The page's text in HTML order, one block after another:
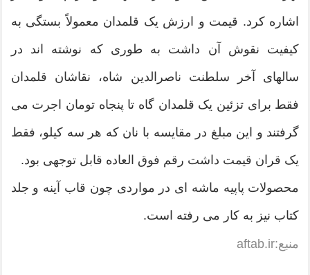
اشاره کرد. قیمت و ارزش یک قلمدان معمولاً بستگی به
کیفیت نقوش آن داشت به طوری که نوشته اند در
سالهای آخر سلطنت ناصرالدین شاه، نقاشان قلمدان
فقط برای تزئین یک قلمدان گاه تا پنجاه تومان اجرت می
گرفتند و این مبلغ در مقایسه با نان که هر سه کیلو، فقط
یک قران قیمت داشت رقم فوق العاده قابل توجهی بود.
محصولات پاپیه ماشه ای در مواردی چون قاب آینه و جلد
کتاب نیز به کار می رفته است.
منبع:aftab.ir